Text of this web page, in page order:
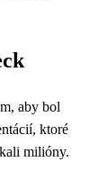
aby bol
ktoré
milióny.